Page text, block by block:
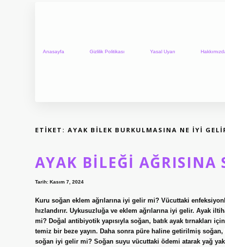
Anasayfa Gizlilik Politikası Yasal Uyarı
ETIKET: AYAK BILEK BURKULMASINA NE IYI
AYAK BILEĞI AĞRISINA
Tarih: Kasım 7, 2024
Kuru soğan eklem ağrılarına iyi gelir mi? Vücuttaki
hızlandırır. Uykusuzluğa ve eklem ağrılarına iyi gelir. Ayak
mi? Doğal antibiyotik yapısıyla soğan, batık ayak tırnakları
temiz bir beze yayın. Daha sonra püre haline getirilmiş
soğan iyi gelir mi? Soğan suyu vücuttaki ödemi atarak yağ